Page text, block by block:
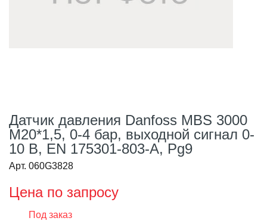
Датчик давления Danfoss MBS 3000
М20*1,5, 0-4 бар, выходной сигнал 0-
10 В, EN 175301-803-A, Pg9
Арт. 060G3828
Цена по запросу
Под заказ